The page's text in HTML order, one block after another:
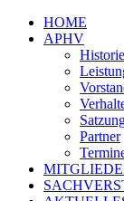
HOME
APHV
Historie
Partner